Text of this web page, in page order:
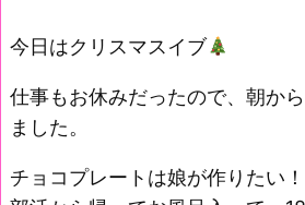
今日はクリスマスイブ
仕事もお休みだったので、朝か
ました。
チョコプレートは娘が作りたい